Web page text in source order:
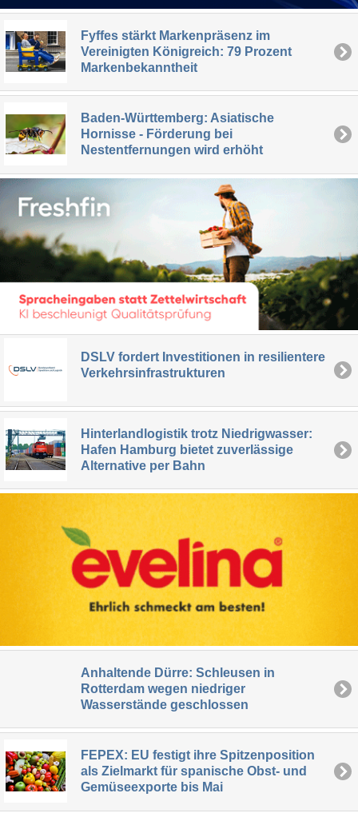
Fyffes stärkt Markenpräsenz im
Vereinigten Königreich: 79 Prozent
Markenbekanntheit
Baden-Württemberg: Asiatische
Hornisse - Förderung bei
Nestentfernungen wird erhöht
DSLV fordert Investitionen in resilientere
Verkehrsinfrastrukturen
Hinterlandlogistik trotz Niedrigwasser:
Hafen Hamburg bietet zuverlässige
Alternative per Bahn
Anhaltende Dürre: Schleusen in
Rotterdam wegen niedriger
Wasserstände geschlossen
FEPEX: EU festigt ihre Spitzenposition
als Zielmarkt für spanische Obst- und
Gemüseexporte bis Mai